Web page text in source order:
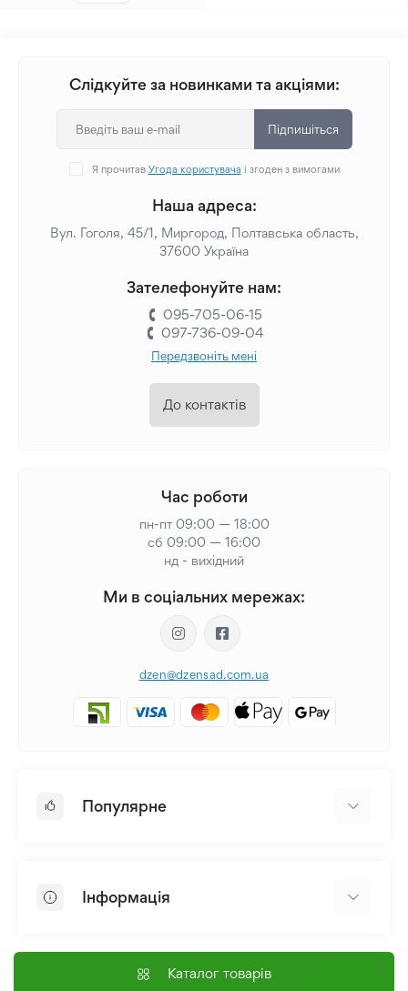
Слідкуйте за новинками та акціями:
Підпишіться
Я прочитав Угода користувача і згоден з вимогами
Наша адреса:
Вул. Гоголя, 45/1, Миргород, Полтавська область,
37600 Україна
Зателефонуйте нам:
095-705-06-15
097-736-09-04
Передзвоніть мені
До контактів
Час роботи
пн-пт 09:00 — 18:00
сб 09:00 — 16:00
нд - вихідний
Ми в соціальних мережах:
dzen@dzensad.com.ua
Популярне
Лілія
Насіння
Інформація
Доставка і оплата
Каталог товарів